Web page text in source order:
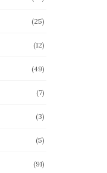
(25)
(12)
(49)
(7)
(3)
(5)
(91)